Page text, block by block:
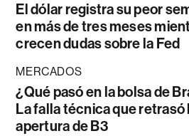
El dólar registra su peor
en más de tres meses
crecen dudas sobre la Fed
MERCADOS
¿Qué pasó en la bolsa de
La falla técnica que retrasó
apertura de B3